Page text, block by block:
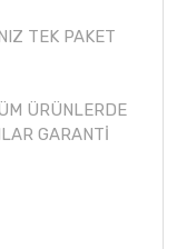
TEK PAKET
ÜRÜNLERDE
GARANTİ